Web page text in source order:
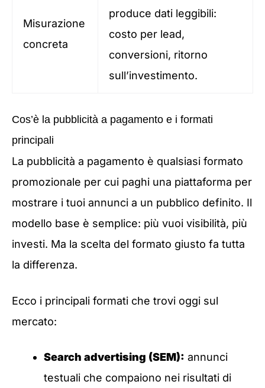
Misurazione
concreta
produce dati leggibili:
costo per lead,
conversioni, ritorno
sull’investimento.
Cos’è la pubblicità a pagamento e i formati
principali
La pubblicità a pagamento è qualsiasi formato
promozionale per cui paghi una piattaforma per
mostrare i tuoi annunci a un pubblico definito. Il
modello base è semplice: più vuoi visibilità, più
investi. Ma la scelta del formato giusto fa tutta
la differenza.
Ecco i principali formati che trovi oggi sul
mercato:
Search advertising (SEM): annunci
testuali che compaiono nei risultati di